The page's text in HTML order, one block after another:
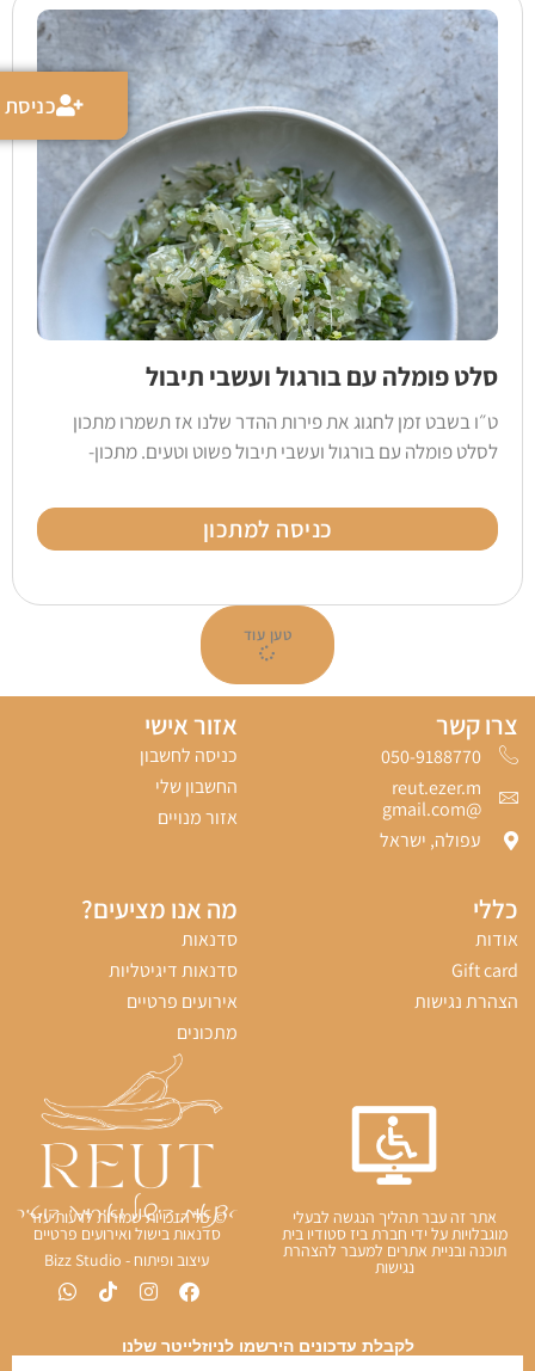
סלט פומלה עם בורגול ועשבי תיבול
ט״ו בשבט זמן לחגוג את פירות ההדר שלנו אז תשמרו מתכון
לסלט פומלה עם בורגול ועשבי תיבול פשוט וטעים. מתכון-
כניסה למתכון
טען עוד
צרו קשר
050-9188770‬
reut.ezer.m
@gmail.com
עפולה, ישראל
אזור אישי
כניסה לחשבון
החשבון שלי
אזור מנויים
כללי
אודות
Gift card
הצהרת נגישות
מה אנו מציעים?
סדנאות
סדנאות דיגיטליות
אירועים פרטיים
מתכונים
אתר זה עבר תהליך הנגשה לבעלי
מוגבלויות על ידי חברת ביז סטודיו בית
תוכנה ובניית אתרים למעבר להצהרת
נגישות
© כל הזכויות שמורות לרעות עזר
סדנאות בישול ואירועים פרטיים
עיצוב ופיתוח - Bizz Studio
כניסת
לקבלת עדכונים הירשמו לניוזלייטר שלנו